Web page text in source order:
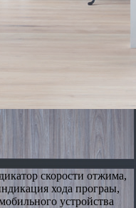
скорости отжима,
хода програы,
устройства